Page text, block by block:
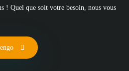
! Quel que soit votre besoin, nous vous